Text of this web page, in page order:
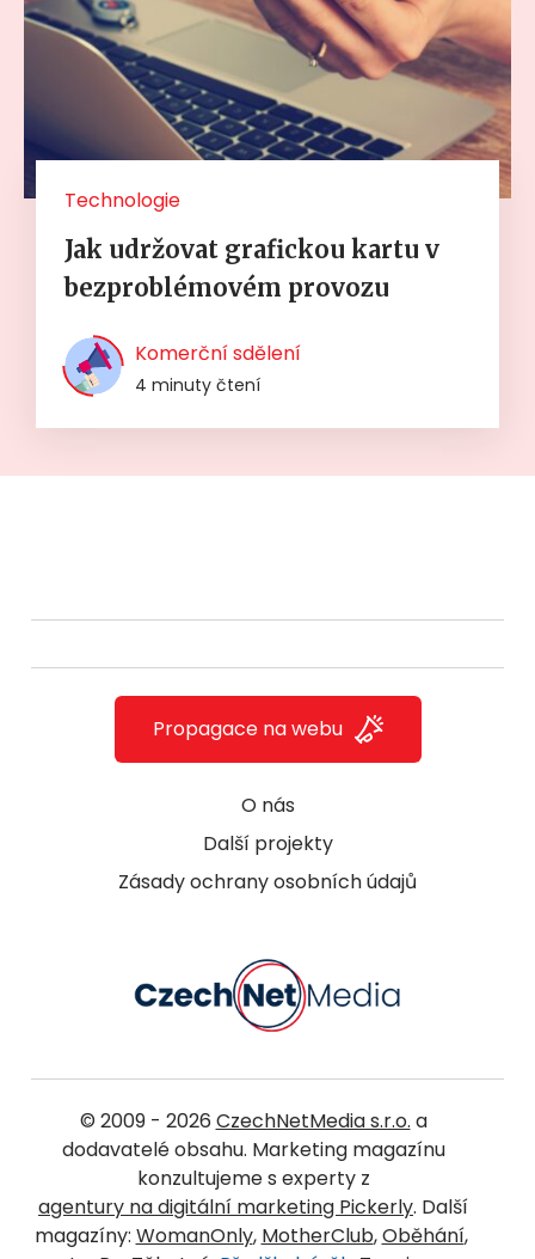
Technologie
Jak udržovat grafickou kartu v
bezproblémovém provozu
Komerční sdělení
4 minuty čtení
O nás
Další projekty
Zásady ochrany osobních údajů
Propagace na webu
© 2009 - 2026 CzechNetMedia s.r.o. a
dodavatelé obsahu. Marketing magazínu
konzultujeme s experty z
agentury na digitální marketing Pickerly. Další
magazíny: WomanOnly, MotherClub,Oběhání,